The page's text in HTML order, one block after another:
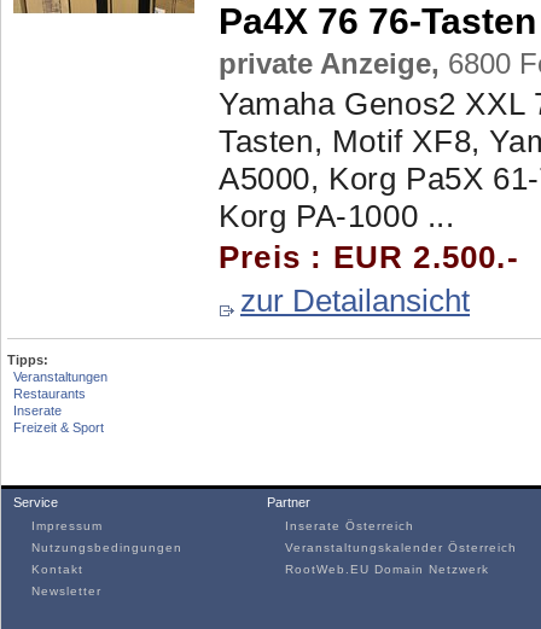
Pa4X 76 76-Tasten
private Anzeige, 6800
Yamaha Genos2 XXL
Tasten, Motif XF8,
A5000, Korg Pa5X
Korg PA-1000 ...
Preis : EUR 2.500.-
zur Detailansicht
Tipps:
Veranstaltungen
Restaurants
Inserate
Freizeit & Sport
Service
Impressum
Nutzungsbedingungen
Kontakt
Newsletter
Partner
Inserate Österreich
Veranstaltungskalender Österreich
RootWeb.EU Domain Netzwerk